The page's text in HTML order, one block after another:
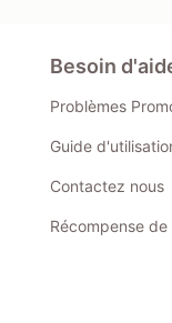
Besoin
Problèmes
Guide
Contactez nous
Récompense